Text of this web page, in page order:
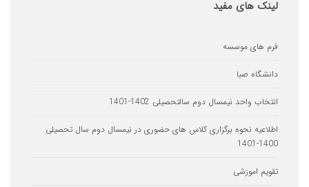
های مفید
موسسه
واحد نیمسال دوم سالتحصیلی 1402-1401
نحوه برگزاری کلاس های حضوری در نیمسال دوم سال تحصیلی